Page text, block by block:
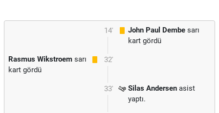
14' John Paul Dembe sarı
kart gördü
32'
Rasmus Wikstroem sarı
kart gördü
33' Silas Andersen asist
yaptı.